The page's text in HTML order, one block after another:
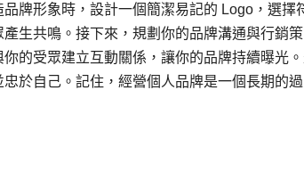
牌形象時，設計一個簡潔易記的 Logo，選擇
生共鳴。接下來，規劃你的品牌溝通與行銷策
的受眾建立互動關係，讓你的品牌持續曝光
於自己。記住，經營個人品牌是一個長期的過